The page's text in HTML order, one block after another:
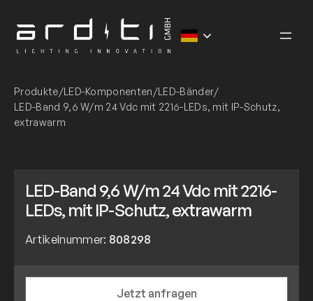
Inhalt
springen
Produkte/LED-Komponenten/LED-Bänder/
LED-Band 9,6 W/m 24 Vdc mit 2216-LEDs, mit IP-Schutz,
extrawarm
LED-Band 9,6 W/m 24 Vdc mit 2216-
LEDs, mit IP-Schutz, extrawarm
Artikelnummer: 808298
Jetzt anfragen